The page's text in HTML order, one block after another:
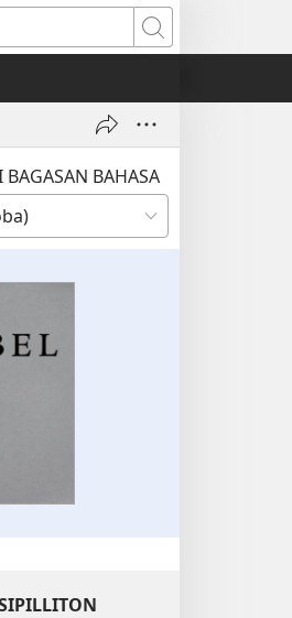
Lului
BAGASAN BAHASA